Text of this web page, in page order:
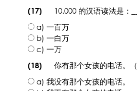
(17)
10.000 的汉语读法是：
a) 一百万
b) 一白万
c) 一万
(18)
你有那个女孩的电话。（
a) 我没有那个女孩的电话。